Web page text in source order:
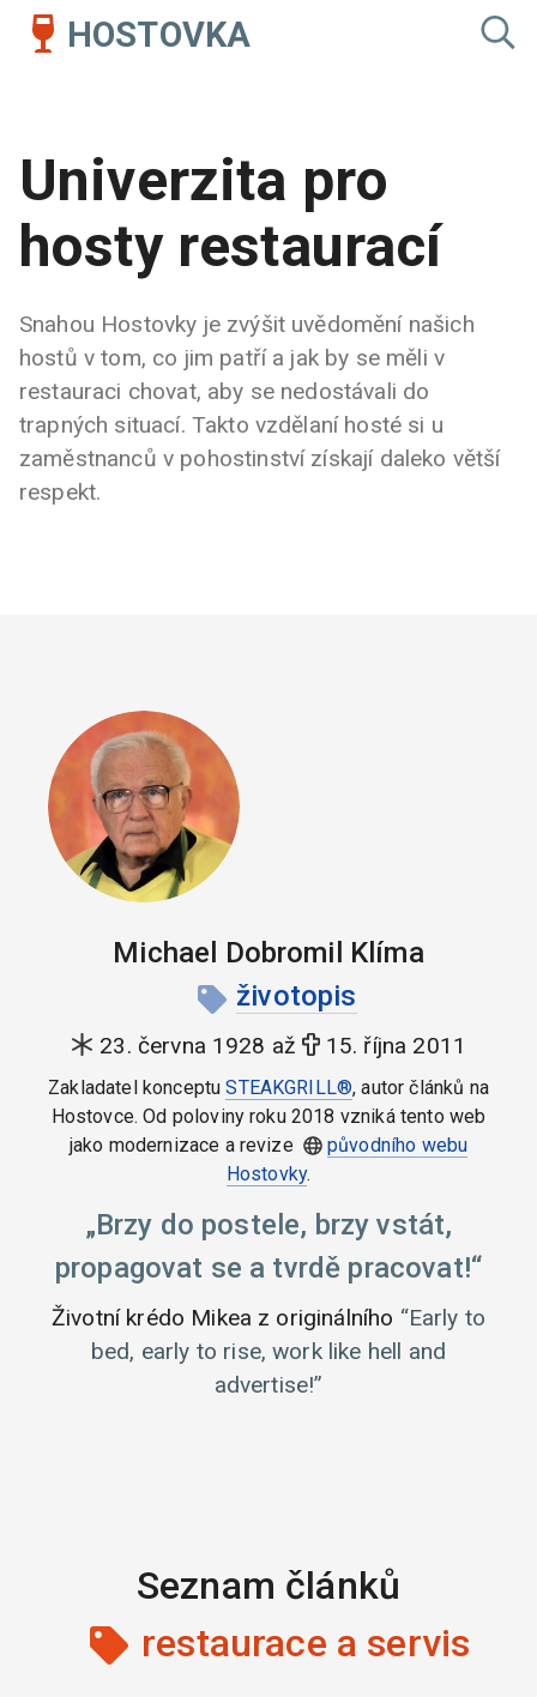
HOSTOVKA
Univerzita pro
hosty restaurací
Snahou Hostovky je zvýšit uvědomění našich
hostů v tom, co jim patří a jak by se měli v
restauraci chovat, aby se nedostávali do
trapných situací. Takto vzdělaní hosté si u
zaměstnanců v pohostinství získají daleko větší
respekt.
Michael Dobromil Klíma
životopis
23. června 1928 až 15. října 2011
Zakladatel konceptuSTEAKGRILL®, autor článků na
Hostovce. Od poloviny roku 2018 vzniká tento web
jako modernizace a revize
původního webu
Hostovky.
Brzy do postele, brzy vstát,
propagovat se a tvrdě pracovat!
Životní krédo Mikea z originálního Early to
bed, early to rise, work like hell and
advertise!
Seznam článků
restaurace a servis